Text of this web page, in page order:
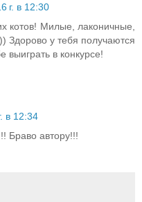
г. в 12:30
котов! Милые, лаконичные,
Здорово у тебя получаются
выиграть в конкурсе!
в 12:34
Браво автору!!!